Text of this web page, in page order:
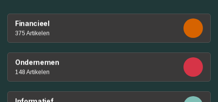
Financieel
375 Artikelen
Ondernemen
148 Artikelen